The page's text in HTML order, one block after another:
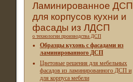
Ламинированное ДСП
для корпусов кухни и
фасады из ЛДСП
о технологии производства ДСП
Образцы кухонь с фасадами из
ламинированного ДСП
Цветовые решения для мебельных
фасадов из ламинированного ДСП и
для корпуса мебели